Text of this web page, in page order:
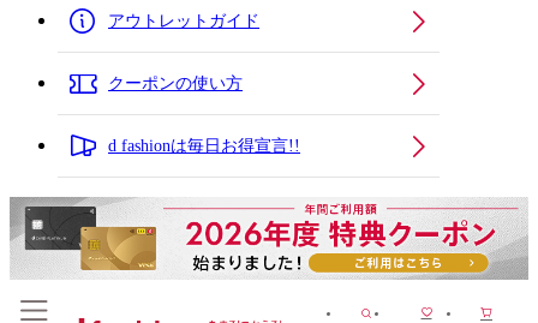
アウトレットガイド
クーポンの使い方
d fashionは毎日お得宣言!!